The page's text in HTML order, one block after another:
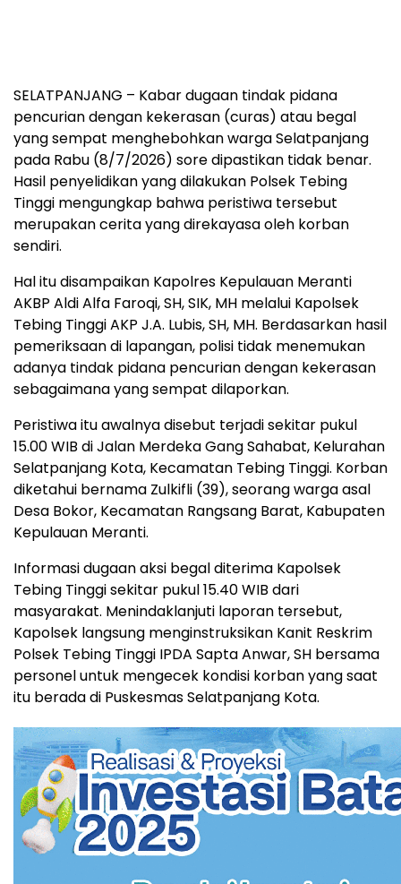
SELATPANJANG – Kabar dugaan tindak pidana
pencurian dengan kekerasan (curas) atau begal
yang sempat menghebohkan warga Selatpanjang
pada Rabu (8/7/2026) sore dipastikan tidak benar.
Hasil penyelidikan yang dilakukan Polsek Tebing
Tinggi mengungkap bahwa peristiwa tersebut
merupakan cerita yang direkayasa oleh korban
sendiri.
Hal itu disampaikan Kapolres Kepulauan Meranti
AKBP Aldi Alfa Faroqi, SH, SIK, MH melalui Kapolsek
Tebing Tinggi AKP J.A. Lubis, SH, MH. Berdasarkan hasil
pemeriksaan di lapangan, polisi tidak menemukan
adanya tindak pidana pencurian dengan kekerasan
sebagaimana yang sempat dilaporkan.
Peristiwa itu awalnya disebut terjadi sekitar pukul
15.00 WIB di Jalan Merdeka Gang Sahabat, Kelurahan
Selatpanjang Kota, Kecamatan Tebing Tinggi. Korban
diketahui bernama Zulkifli (39), seorang warga asal
Desa Bokor, Kecamatan Rangsang Barat, Kabupaten
Kepulauan Meranti.
Informasi dugaan aksi begal diterima Kapolsek
Tebing Tinggi sekitar pukul 15.40 WIB dari
masyarakat. Menindaklanjuti laporan tersebut,
Kapolsek langsung menginstruksikan Kanit Reskrim
Polsek Tebing Tinggi IPDA Sapta Anwar, SH bersama
personel untuk mengecek kondisi korban yang saat
itu berada di Puskesmas Selatpanjang Kota.